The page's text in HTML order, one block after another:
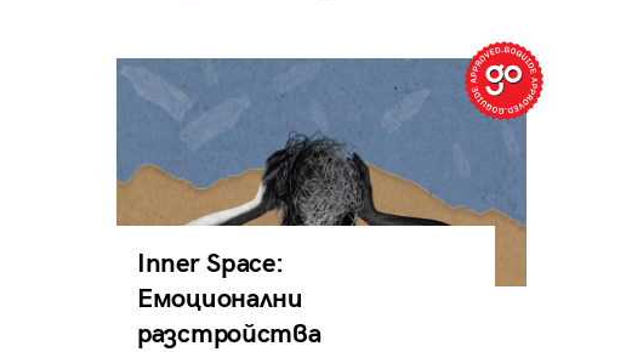
Inner Space:
Емоционални
разстройства